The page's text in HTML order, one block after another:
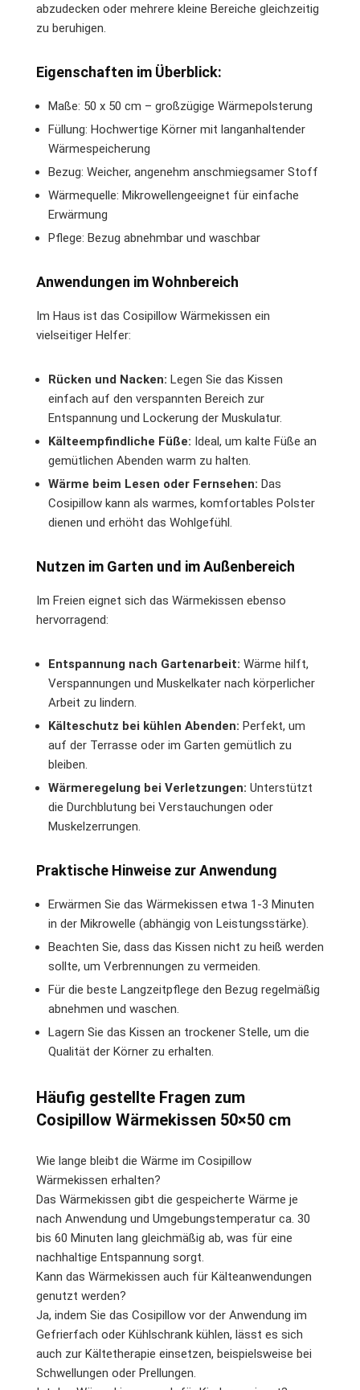
abzudecken oder mehrere kleine Bereiche gleichzeitig
zu beruhigen.
Eigenschaften im Überblick:
Maße: 50 x 50 cm – großzügige Wärmepolsterung
Füllung: Hochwertige Körner mit langanhaltender
Wärmespeicherung
Bezug: Weicher, angenehm anschmiegsamer Stoff
Wärmequelle: Mikrowellengeeignet für einfache
Erwärmung
Pflege: Bezug abnehmbar und waschbar
Anwendungen im Wohnbereich
Im Haus ist das Cosipillow Wärmekissen ein
vielseitiger Helfer:
Rücken und Nacken: Legen Sie das Kissen
einfach auf den verspannten Bereich zur
Entspannung und Lockerung der Muskulatur.
Kälteempfindliche Füße: Ideal, um kalte Füße an
gemütlichen Abenden warm zu halten.
Wärme beim Lesen oder Fernsehen: Das
Cosipillow kann als warmes, komfortables Polster
dienen und erhöht das Wohlgefühl.
Nutzen im Garten und im Außenbereich
Im Freien eignet sich das Wärmekissen ebenso
hervorragend:
Entspannung nach Gartenarbeit: Wärme hilft,
Verspannungen und Muskelkater nach körperlicher
Arbeit zu lindern.
Kälteschutz bei kühlen Abenden: Perfekt, um
auf der Terrasse oder im Garten gemütlich zu
bleiben.
Wärmeregelung bei Verletzungen: Unterstützt
die Durchblutung bei Verstauchungen oder
Muskelzerrungen.
Praktische Hinweise zur Anwendung
Erwärmen Sie das Wärmekissen etwa 1-3 Minuten
in der Mikrowelle (abhängig von Leistungsstärke).
Beachten Sie, dass das Kissen nicht zu heiß werden
sollte, um Verbrennungen zu vermeiden.
Für die beste Langzeitpflege den Bezug regelmäßig
abnehmen und waschen.
Lagern Sie das Kissen an trockener Stelle, um die
Qualität der Körner zu erhalten.
Häufig gestellte Fragen zum
Cosipillow Wärmekissen 50×50 cm
Wie lange bleibt die Wärme im Cosipillow
Wärmekissen erhalten?
Das Wärmekissen gibt die gespeicherte Wärme je
nach Anwendung und Umgebungstemperatur ca. 30
bis 60 Minuten lang gleichmäßig ab, was für eine
nachhaltige Entspannung sorgt.
Kann das Wärmekissen auch für Kälteanwendungen
genutzt werden?
Ja, indem Sie das Cosipillow vor der Anwendung im
Gefrierfach oder Kühlschrank kühlen, lässt es sich
auch zur Kältetherapie einsetzen, beispielsweise bei
Schwellungen oder Prellungen.